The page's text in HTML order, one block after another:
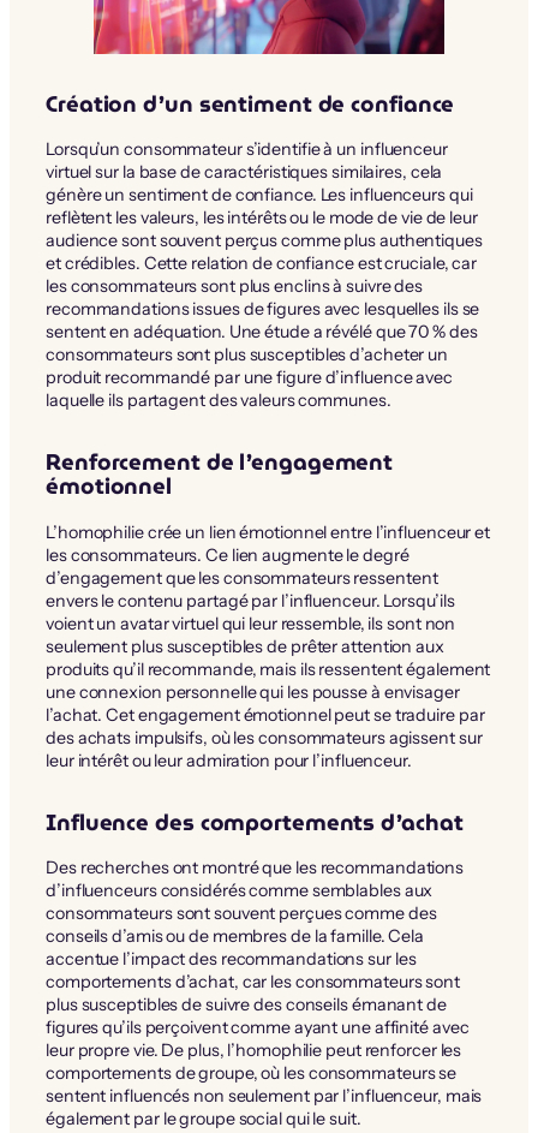
Création d’un sentiment de confiance
Lorsqu’un consommateur s’identifie à un influenceur
virtuel sur la base de caractéristiques similaires, cela
génère un sentiment de confiance. Les influenceurs qui
reflètent les valeurs, les intérêts ou le mode de vie de leur
audience sont souvent perçus comme plus authentiques
et crédibles. Cette relation de confiance est cruciale, car
les consommateurs sont plus enclins à suivre des
recommandations issues de figures avec lesquelles ils se
sentent en adéquation. Une étude a révélé que 70 % des
consommateurs sont plus susceptibles d’acheter un
produit recommandé par une figure d’influence avec
laquelle ils partagent des valeurs communes.
Renforcement de l’engagement
émotionnel
L’homophilie crée un lien émotionnel entre l’influenceur et
les consommateurs. Ce lien augmente le degré
d’engagement que les consommateurs ressentent
envers le contenu partagé par l’influenceur. Lorsqu’ils
voient un avatar virtuel qui leur ressemble, ils sont non
seulement plus susceptibles de prêter attention aux
produits qu’il recommande, mais ils ressentent également
une connexion personnelle qui les pousse à envisager
l’achat. Cet engagement émotionnel peut se traduire par
des achats impulsifs, où les consommateurs agissent sur
leur intérêt ou leur admiration pour l’influenceur.
Influence des comportements d’achat
Des recherches ont montré que les recommandations
d’influenceurs considérés comme semblables aux
consommateurs sont souvent perçues comme des
conseils d’amis ou de membres de la famille. Cela
accentue l’impact des recommandations sur les
comportements d’achat, car les consommateurs sont
plus susceptibles de suivre des conseils émanant de
figures qu’ils perçoivent comme ayant une affinité avec
leur propre vie. De plus, l’homophilie peut renforcer les
comportements de groupe, où les consommateurs se
sentent influencés non seulement par l’influenceur, mais
également par le groupe social qui le suit.